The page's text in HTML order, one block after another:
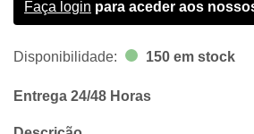
Faça login para aceder aos
Disponibilidade: 150 em stock
Entrega 24/48 Horas